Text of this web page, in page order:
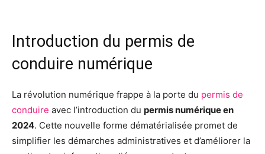
Introduction du permis de
conduire numérique
La révolution numérique frappe à la porte du permis de
conduire avec l’introduction du permis numérique en
2024. Cette nouvelle forme dématérialisée promet de
simplifier les démarches administratives et d’améliorer la